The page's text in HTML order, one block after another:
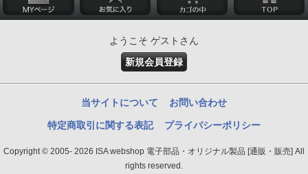
ようこそ ゲストさん
新規会員登録
当サイトについて お問い合わせ
特定商取引に関する表記 プライバシーポリシー
Copyright © 2005- 2026 ISA webshop 電子部品・オリジナル製品 [通販・販売] All
rights reserved.